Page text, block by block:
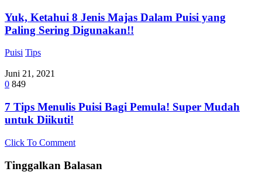
Yuk, Ketahui 8 Jenis Majas Dalam Puisi yang
Paling Sering Digunakan!!
Puisi Tips
Juni 21, 2021
0 849
7 Tips Menulis Puisi Bagi Pemula! Super Mudah
untuk Diikuti!
Click To Comment
Tinggalkan Balasan